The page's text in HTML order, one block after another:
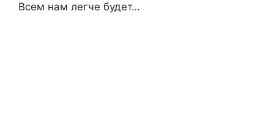
Всем нам легче будет…